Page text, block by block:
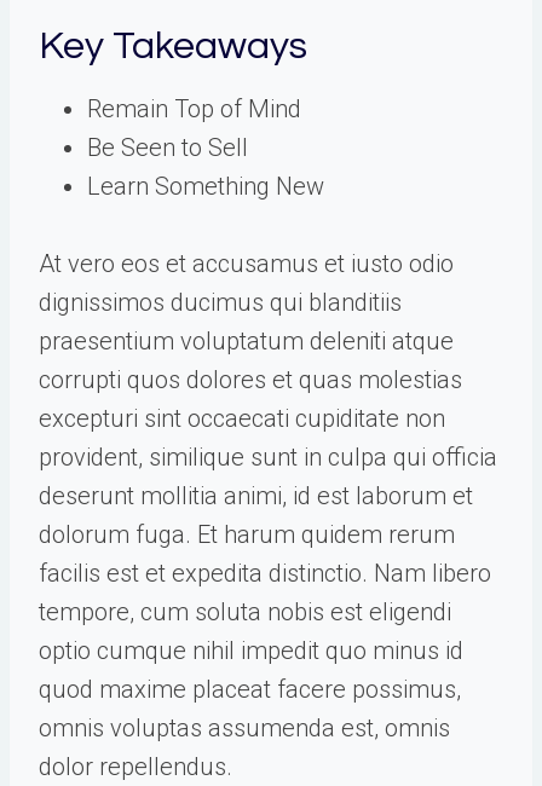
Key Takeaways
Remain Top of Mind
Be Seen to Sell
Learn Something New
At vero eos et accusamus et iusto odio
dignissimos ducimus qui blanditiis
praesentium voluptatum deleniti atque
corrupti quos dolores et quas molestias
excepturi sint occaecati cupiditate non
provident, similique sunt in culpa qui officia
deserunt mollitia animi, id est laborum et
dolorum fuga. Et harum quidem rerum
facilis est et expedita distinctio. Nam libero
tempore, cum soluta nobis est eligendi
optio cumque nihil impedit quo minus id
quod maxime placeat facere possimus,
omnis voluptas assumenda est, omnis
dolor repellendus.